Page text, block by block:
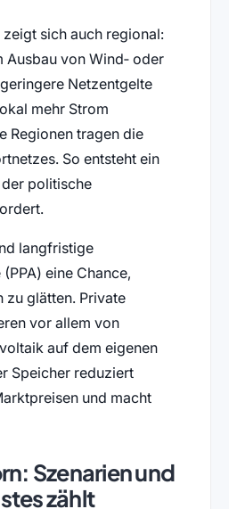
sich auch regional:
Ausbau von Wind‑ oder
Netzentgelte
mehr Strom
Regionen tragen die
So entsteht ein
politische
langfristige
eine Chance,
zu glätten. Private
vor allem von
auf dem eigenen
Speicher reduziert
und macht
Szenarien und
zählt